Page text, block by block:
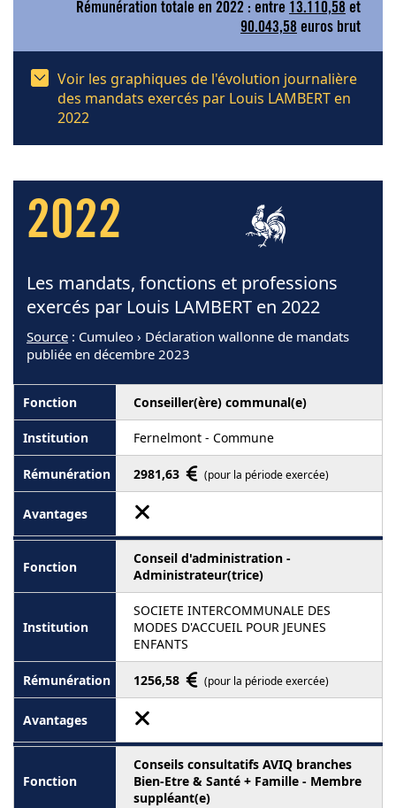
Rémunération totale en 2022 : entre 13.110,58 et
90.043,58 euros brut
Voir les graphiques de l'évolution journalière
des mandats exercés par Louis LAMBERT en
2022
2022
Les mandats, fonctions et professions
exercés par Louis LAMBERT en 2022
Source : Cumuleo › Déclaration wallonne de mandats
publiée en décembre 2023
Conseiller(ère) communal(e)
Fernelmont - Commune
2981,63 (pour la période exercée)
Conseil d'administration -
Administrateur(trice)
SOCIETE INTERCOMMUNALE DES
MODES D'ACCUEIL POUR JEUNES
ENFANTS
1256,58 (pour la période exercée)
Conseils consultatifs AVIQ branches
Bien-Etre & Santé + Famille - Membre
suppléant(e)